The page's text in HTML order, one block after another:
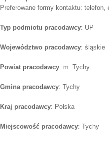
Preferowane formy kontaktu:
Typ podmiotu pracodawcy: UP
Województwo pracodawcy: śląskie
Powiat pracodawcy: m. Tychy
Gmina pracodawcy: Tychy
Kraj pracodawcy: Polska
Miejscowość pracodawcy: Tychy